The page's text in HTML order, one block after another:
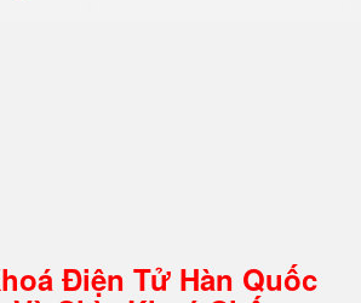
Điện Tử Hàn Quốc